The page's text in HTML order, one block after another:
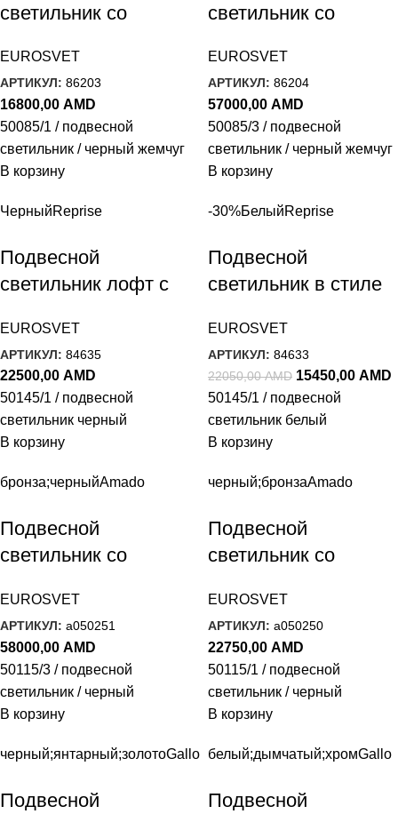
светильник со
плафоном 50085/1
черный жемчуг
EUROSVET
АРТИКУЛ: 86203
16800,00 AMD
50085/1 / подвесной
светильник / черный жемчуг
В корзину
светильник со
плафонами 50085/3
черный жемчуг
EUROSVET
АРТИКУЛ: 86204
57000,00 AMD
50085/3 / подвесной
светильник / черный жемчуг
В корзину
ЧерныйReprise
Подвесной
светильник лофт с
черный
EUROSVET
АРТИКУЛ: 84635
22500,00 AMD
50145/1 / подвесной
светильник черный
В корзину
-30%БелыйReprise
Подвесной
светильник в стиле
EUROSVET
АРТИКУЛ: 84633
22050,00AMD 15450,00 AMD
50145/1 / подвесной
светильник белый
В корзину
бронза;черныйAmado
Подвесной
светильник со
плафонами 50115/3
черный
EUROSVET
АРТИКУЛ: a050251
58000,00 AMD
50115/3 / подвесной
светильник / черный
В корзину
черный;бронзаAmado
Подвесной
светильник со
плафоном 50115/1
черный
EUROSVET
АРТИКУЛ: a050250
22750,00 AMD
50115/1 / подвесной
светильник / черный
В корзину
черный;янтарный;золотоGallo
Подвесной
белый;дымчатый;хромGallo
Подвесной